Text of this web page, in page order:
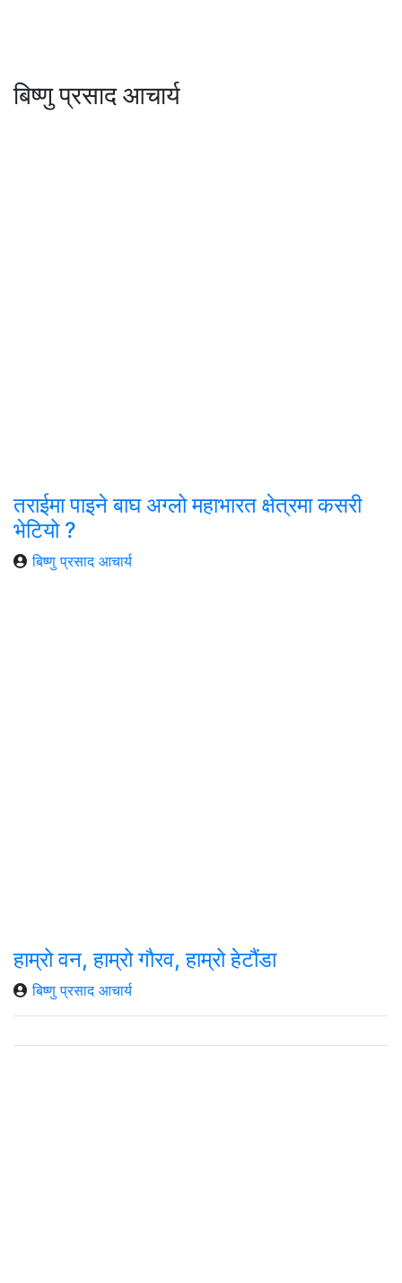
बिष्णु प्रसाद आचार्य
तराईमा पाइने बाघ अग्लो महाभारत क्षेत्रमा कसरी
भेटियो ?
बिष्णु प्रसाद आचार्य
हाम्रो वन, हाम्रो गौरव, हाम्रो हेटौंडा
बिष्णु प्रसाद आचार्य